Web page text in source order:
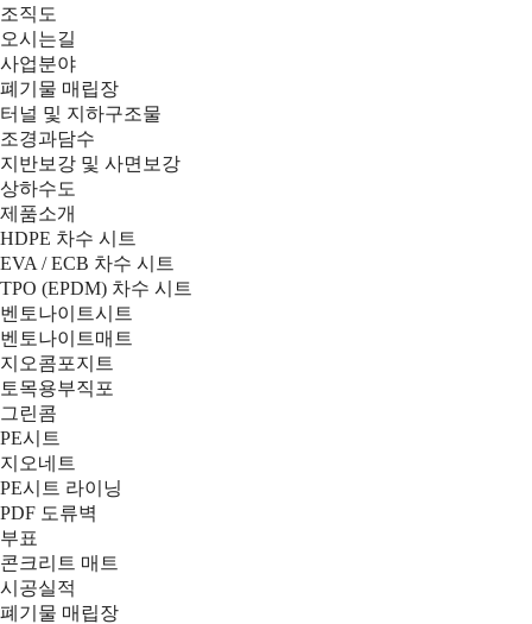
조직도
오시는길
사업분야
폐기물 매립장
터널 및 지하구조물
조경과담수
지반보강 및 사면보강
상하수도
제품소개
HDPE 차수 시트
EVA / ECB 차수 시트
TPO (EPDM) 차수 시트
벤토나이트시트
벤토나이트매트
지오콤포지트
토목용부직포
그린콤
PE시트
지오네트
PE시트 라이닝
PDF 도류벽
부표
콘크리트 매트
시공실적
폐기물 매립장